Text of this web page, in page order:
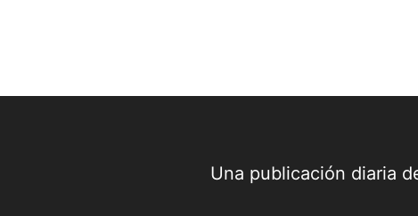
Una publicación diaria